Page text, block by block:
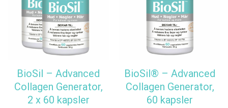
BioSil – Advanced
Collagen Generator,
2 x 60 kapsler
BioSil® – Advanced
Collagen Generator,
60 kapsler